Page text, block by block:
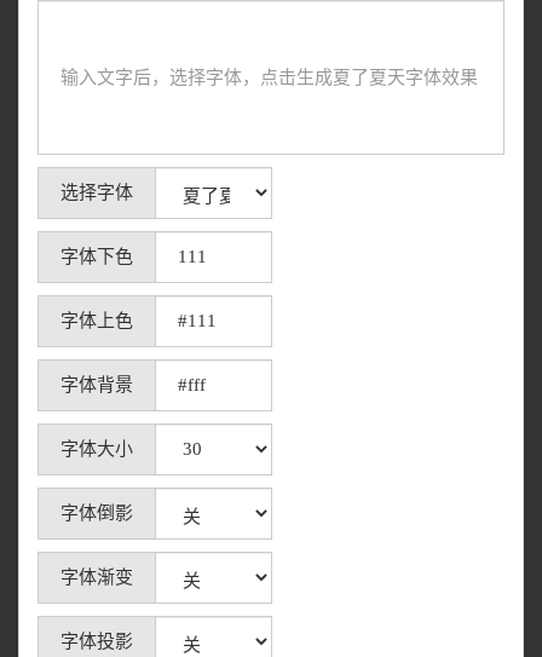
选择字体
字体下色
字体上色
字体背景
字体大小
字体倒影
字体渐变
字体投影